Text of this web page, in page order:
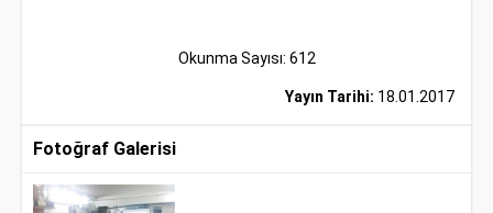
Okunma Sayısı: 612
Yayın Tarihi: 18.01.2017
Fotoğraf Galerisi